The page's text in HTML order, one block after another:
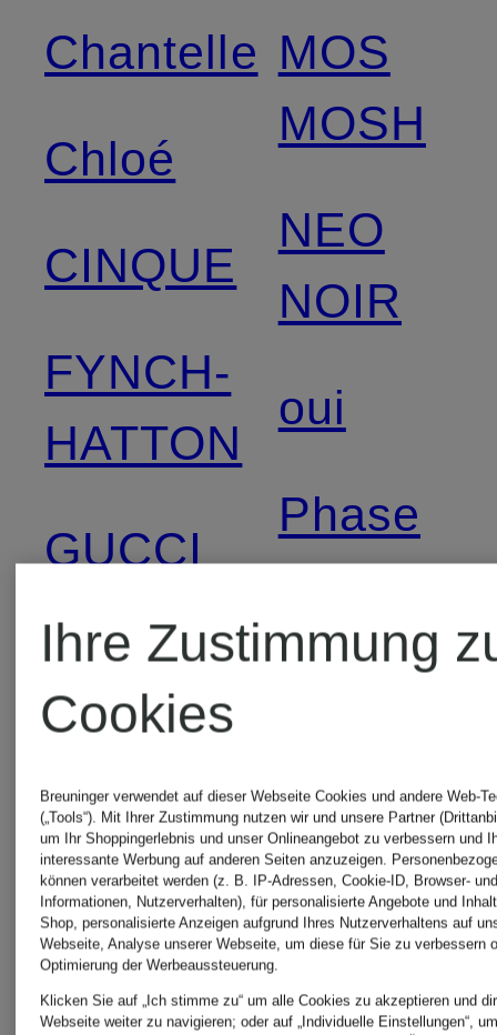
Chantelle
Chloé
CINQUE
FYNCH-
HATTON
GUCCI
HANRO
KARL
LAGERFELD
MOS
MOSH
NEO
NOIR
oui
Phase
LAUREN
PUMA
Ihre Zustimmung
Cookies
Breuninger verwendet auf dieser Webseite Cookies und andere Web-
(„Tools“). Mit Ihrer Zustimmung nutzen wir und unsere Partner
um Ihr Shoppingerlebnis und unser Onlineangebot zu verbessern und
interessante Werbung auf anderen Seiten anzuzeigen.
können verarbeitet werden (z. B. IP-Adressen, Cookie-ID, Browser-
Informationen, Nutzerverhalten), für personalisierte Angebote und
Shop, personalisierte Anzeigen aufgrund Ihres Nutzerverhaltens auf
Webseite, Analyse unserer Webseite, um diese für Sie zu verbessern
Optimierung der Werbeaussteuerung.
Klicken Sie auf „Ich stimme zu“ um alle Cookies zu akzeptieren und
Webseite weiter zu navigieren; oder auf „Individuelle Einstellungen“,